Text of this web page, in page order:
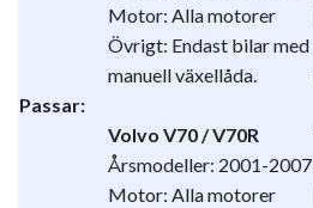
Passar:
Motor: Alla motorer
Övrigt: Endast bilar med
manuell växellåda.
Volvo V70 / V70R
Årsmodeller: 2001-2007
Motor: Alla motorer